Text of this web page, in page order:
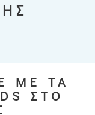
ΜΕ ΤΑ
ΣΤΟ